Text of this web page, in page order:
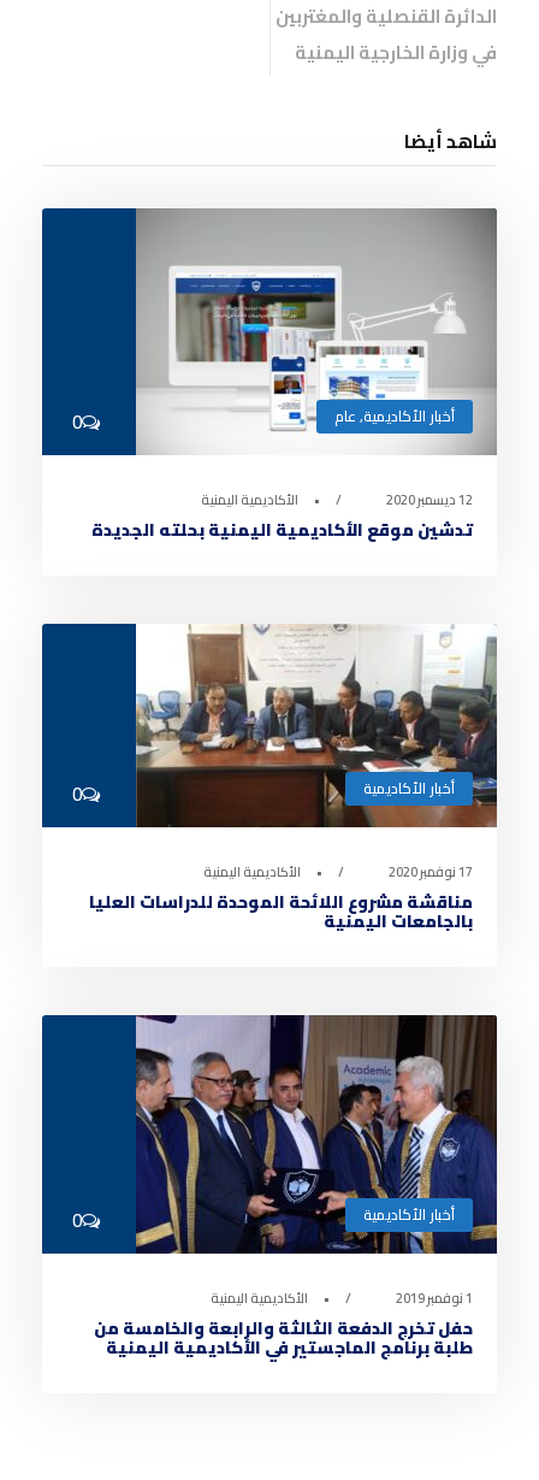
الدائرة القنصلية والمغتربين
في وزارة الخارجية اليمنية
شاهد أيضا
أخبار الأكاديمية,عام 0
12 ديسمبر 2020 • الأكاديمية اليمنية
تدشين موقع الأكاديمية اليمنية بحلته الجديدة
أخبار الأكاديمية 0
17 نوفمبر 2020 • الأكاديمية اليمنية
مناقشة مشروع اللائحة الموحدة للدراسات العليا
بالجامعات اليمنية
أخبار الأكاديمية 0
1 نوفمبر 2019 • الأكاديمية اليمنية
حفل تخرج الدفعة الثالثة والرابعة والخامسة من
طلبة برنامج الماجستير في الأكاديمية اليمنية